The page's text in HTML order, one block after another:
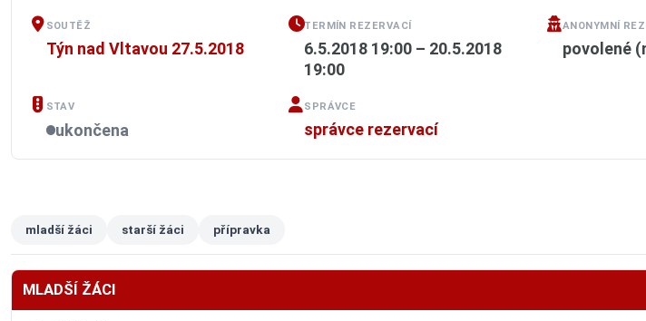
SOUTĚŽ
Týn nad Vltavou 27.5.2018
TERMÍN REZERVACÍ
6.5.2018 19:00 – 20.5.2018
19:00
ANONYMNÍ
povolené
STAV
ukončena
SPRÁVCE
správce rezervací
mladší žáci starší žáci přípravka
MLADŠÍ ŽÁCI